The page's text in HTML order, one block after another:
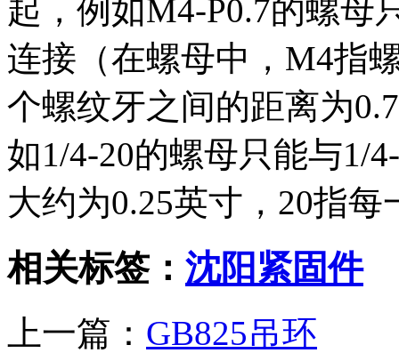
起，例如M4-P0.7的螺母
连接（在螺母中，M4指
个螺纹牙之间的距离为
如1/4-20的螺母只能与1/
大约为0.25英寸，20指
相关标签： 沈阳紧固件
上一篇： GB825吊环